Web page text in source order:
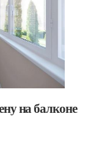
на балконе